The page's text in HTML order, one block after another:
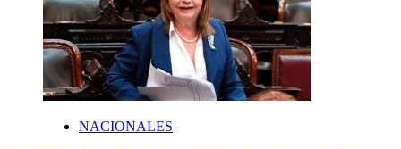
NACIONALES